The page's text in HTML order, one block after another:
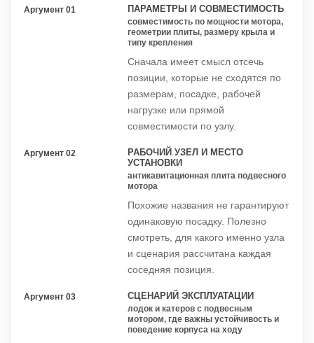
Аргумент 01 ПАРАМЕТРЫ И СОВМЕСТИМОСТЬ
совместимость по мощности мотора,
геометрии плиты, размеру крыла и
типу крепления
Сначала имеет смысл отсечь
позиции, которые не сходятся по
размерам, посадке, рабочей
нагрузке или прямой
совместимости по узлу.
Аргумент 02
РАБОЧИЙ УЗЕЛ И МЕСТО
УСТАНОВКИ
антикавитационная плита подвесного
мотора
Похожие названия не гарантируют
одинаковую посадку. Полезно
смотреть, для какого именно узла
и сценария рассчитана каждая
соседняя позиция.
Аргумент 03 СЦЕНАРИЙ ЭКСПЛУАТАЦИИ
лодок и катеров с подвесным
мотором, где важны устойчивость и
поведение корпуса на ходу